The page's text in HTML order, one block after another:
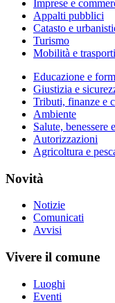
Imprese e
Appalti pubblici
Catasto e
Turismo
Mobilità e trasporti
Educazione e
Giustizia e
Tributi, finanze e
Ambiente
Salute, benessere
Autorizzazioni
Agricoltura e
Novità
Notizie
Comunicati
Avvisi
Vivere il comune
Luoghi
Eventi